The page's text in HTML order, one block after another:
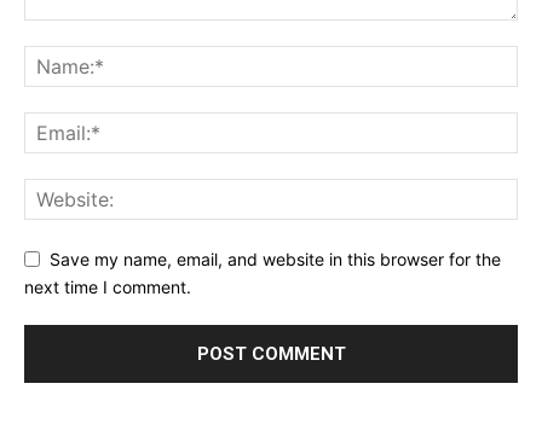
Save my name, email, and website in this browser for the
next time I comment.